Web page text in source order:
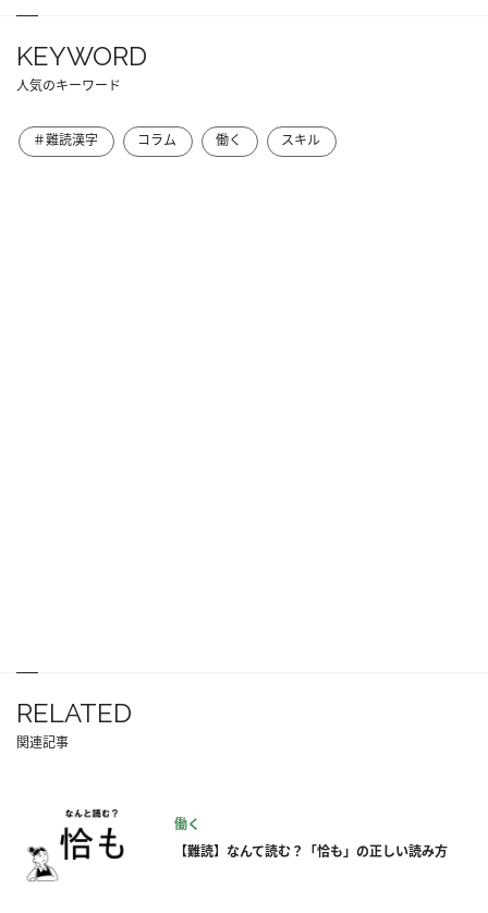
KEYWORD
人気のキーワード
＃難読漢字 コラム 働く スキル
RELATED
関連記事
働く
【難読】なんて読む？「恰も」の正しい読み方